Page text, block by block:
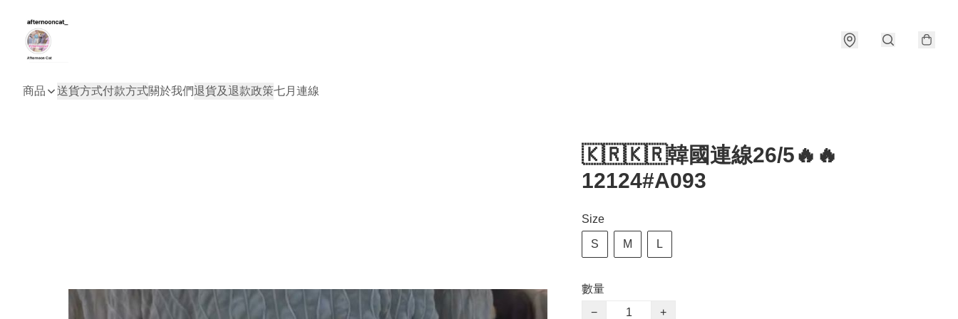
商品 送貨方式付款方式關於我們退貨及退款政策七月連線
🇰🇷🇰🇷韓國連線26/5🔥🔥
12124#A093
Size
S M L
數量
−
+